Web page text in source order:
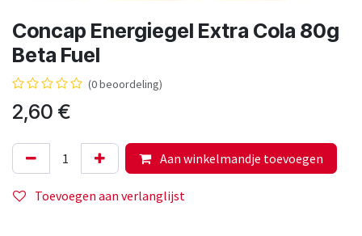
Concap Energiegel Extra Cola 80g
Beta Fuel
(0 beoordeling)
2,60 €
Aan winkelmandje toevoegen
Toevoegen aan verlanglijst